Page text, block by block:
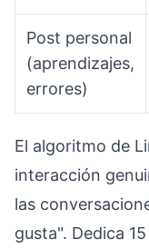
Post personal
(aprendizajes,
errores)
El algoritmo de
interacción
las
gusta". Dedica